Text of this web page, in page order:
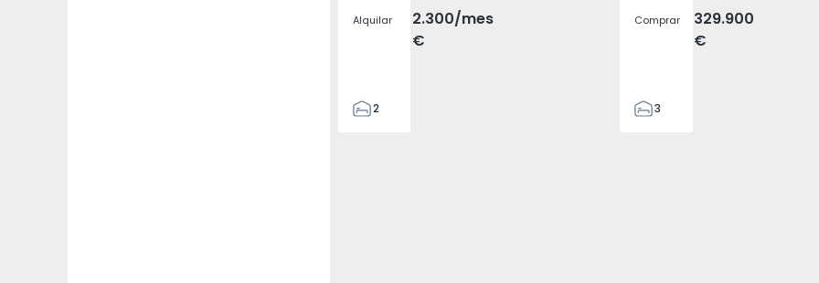
Alquilar
2.300
€
/mes
2
Comprar
329.900
€
3